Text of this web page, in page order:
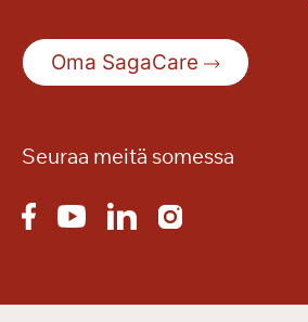
Oma SagaCare
Seuraa meitä somessa